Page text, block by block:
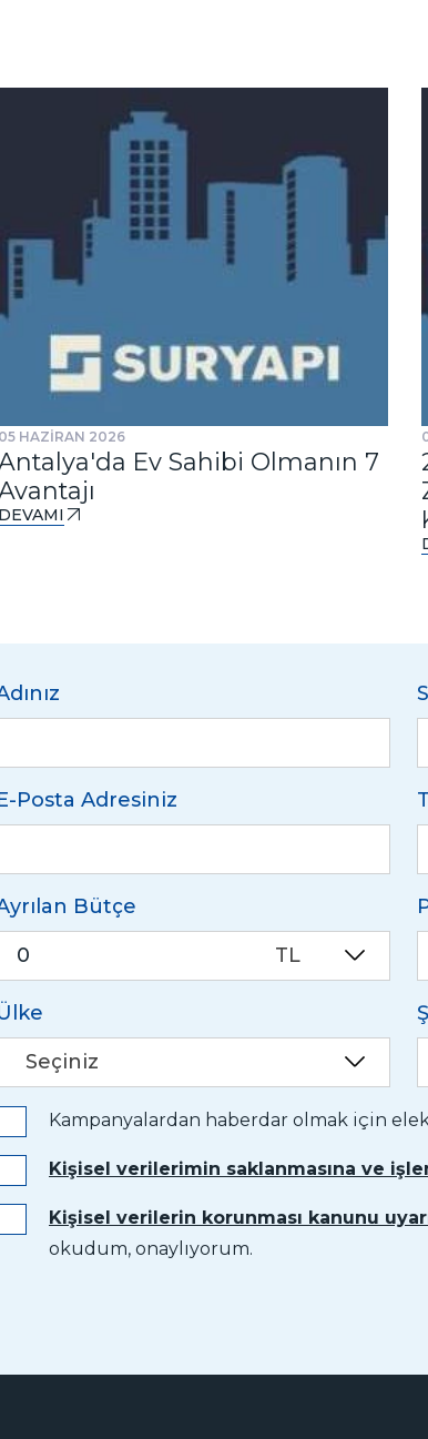
05 HAZİRAN 2026
Ev Sahibi Olmanın 7
DEVAMI
Posta Adresiniz
Bütçe
TL
Seçiniz
Kampanyalardan haberdar olmak için
Kişisel verilerimin saklanmasına ve
Kişisel verilerin korunması kanunu
okudum, onaylıyorum.